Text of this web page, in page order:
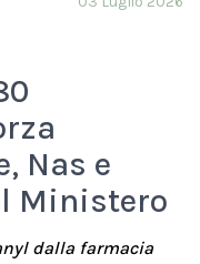
Nas e
Ministero
dalla farmacia